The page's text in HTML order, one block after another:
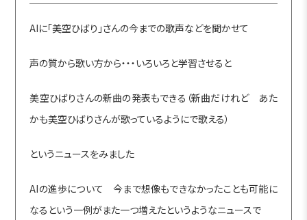
AIに「美空ひばり」さんの今までの歌声などを聞かせて
声の質から歌い方から・・・いろいろと学習させると
美空ひばりさんの新曲の発表もできる（新曲だけれど あた
かも美空ひばりさんが歌っているようにで歌える）
というニュースをみました
AIの進歩について 今まで想像もできなかったことも可能に
なるという一例がまた一つ増えたというようなニュースで